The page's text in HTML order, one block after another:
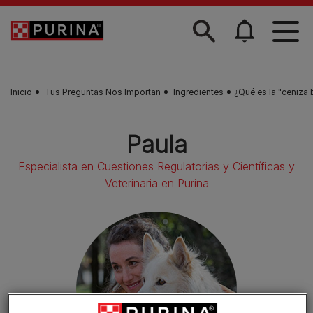
Skip to main content
Inicio Tus Preguntas Nos Importan Ingredientes ¿Qué es la "ceniza
Paula
Especialista en Cuestiones Regulatorias y Científicas y
Veterinaria en Purina